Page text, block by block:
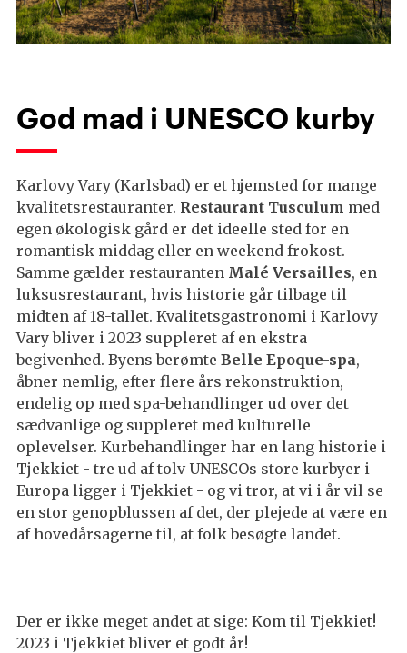
God mad i UNESCO kurby
Karlovy Vary (Karlsbad) er et hjemsted for mange
kvalitetsrestauranter. Restaurant Tusculum med
egen økologisk gård er det ideelle sted for en
romantisk middag eller en weekend frokost.
Samme gælder restauranten Malé Versailles, en
luksusrestaurant, hvis historie går tilbage til
midten af 18-tallet. Kvalitetsgastronomi i Karlovy
Vary bliver i 2023 suppleret af en ekstra
begivenhed. Byens berømte Belle Epoque-spa,
åbner nemlig, efter flere års rekonstruktion,
endelig op med spa-behandlinger ud over det
sædvanlige og suppleret med kulturelle
oplevelser. Kurbehandlinger har en lang historie i
Tjekkiet - tre ud af tolv UNESCOs store kurbyer i
Europa ligger i Tjekkiet - og vi tror, at vi i år vil se
en stor genopblussen af det, der plejede at være en
af hovedårsagerne til, at folk besøgte landet.
Der er ikke meget andet at sige: Kom til Tjekkiet!
2023 i Tjekkiet bliver et godt år!